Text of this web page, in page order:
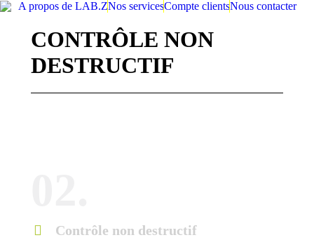
A propos de LAB.ZNos servicesCompte clientsNous contacter
CONTRÔLE NON
DESTRUCTIF
Contrôle non destructif